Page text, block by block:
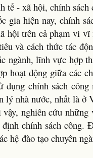
tế - xã hội, chính sách
gia hiện nay, chính
hội trên cả phạm vi
và cách thức tác
ngành, lĩnh vực hợp
hoạt động giữa các
chính sách công
lý nhà nước, nhất là ở
nghiên cứu những
chính sách công.
hệ đào tạo chuyên